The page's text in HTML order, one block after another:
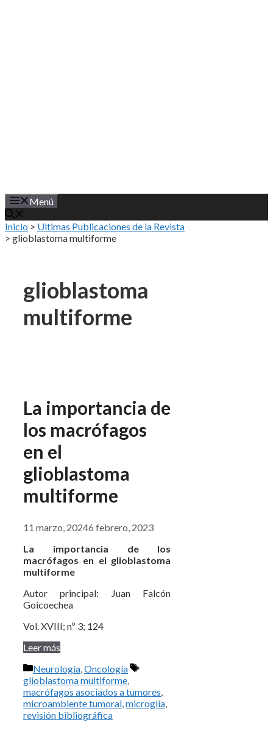
Menú
Inicio > Ultimas Publicaciones de la Revista
> glioblastoma multiforme
glioblastoma
multiforme
La importancia de
los macrófagos
en el
glioblastoma
multiforme
11 marzo, 20246 febrero, 2023
La importancia de los
macrófagos en el glioblastoma
multiforme
Autor principal: Juan Falcón
Goicoechea
Vol. XVIII; nº 3; 124
Leer más
Categorías
Neurología,Oncología
Etiquetas
glioblastoma multiforme,
macrófagos asociados a tumores,
microambiente tumoral,microglía,
revisión bibliográfica